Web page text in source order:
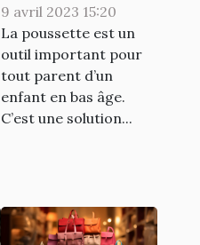
poussette pour
un enfant ?
9 avril 2023 15:20
La poussette est un
outil important pour
tout parent d’un
enfant en bas âge.
C’est une solution...